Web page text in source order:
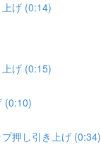
げ (0:14)
げ (0:15)
(0:10)
押し引き上げ (0:34)